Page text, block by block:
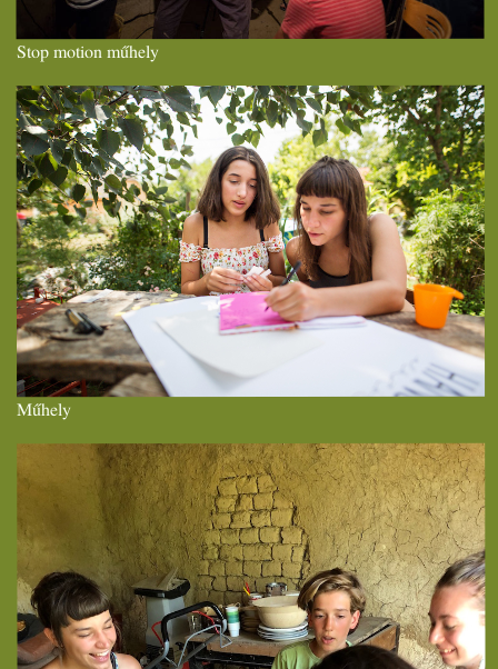
Stop motion műhely
Műhely